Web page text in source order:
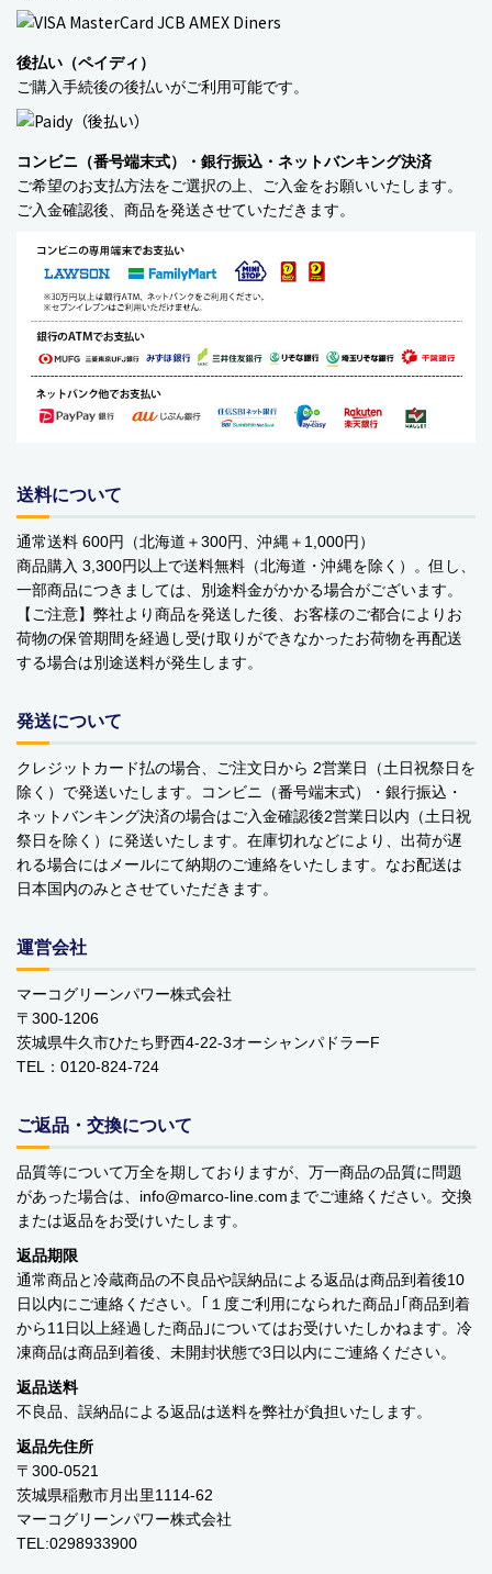
後払い（ペイディ）
ご購入手続後の後払いがご利用可能です。
コンビニ（番号端末式）・銀行振込・ネットバンキング決済
ご希望のお支払方法をご選択の上、ご入金をお願いいたします。
ご入金確認後、商品を発送させていただきます。
送料について
通常送料 600円（北海道＋300円、沖縄＋1,000円）
商品購入 3,300円以上で送料無料（北海道・沖縄を除く）。但し、
一部商品につきましては、別途料金がかかる場合がございます。
【ご注意】弊社より商品を発送した後、お客様のご都合によりお
荷物の保管期間を経過し受け取りができなかったお荷物を再配送
する場合は別途送料が発生します。
発送について
クレジットカード払の場合、ご注文日から 2営業日（土日祝祭日を
除く）で発送いたします。コンビニ（番号端末式）・銀行振込・
ネットバンキング決済の場合はご入金確認後2営業日以内（土日祝
祭日を除く）に発送いたします。在庫切れなどにより、出荷が遅
れる場合にはメールにて納期のご連絡をいたします。なお配送は
日本国内のみとさせていただきます。
運営会社
マーコグリーンパワー株式会社
〒300-1206
茨城県牛久市ひたち野西4-22-3オーシャンパドラーF
TEL：0120-824-724
ご返品・交換について
品質等について万全を期しておりますが、万一商品の品質に問題
があった場合は、info
marco-line.com までご連絡ください。交換
または返品をお受けいたします。
返品期限
通常商品と冷蔵商品の不良品や誤納品による返品は商品到着後10
日以内にご連絡ください。｢１度ご利用になられた商品｣｢商品到着
から11日以上経過した商品｣についてはお受けいたしかねます。冷
凍商品は商品到着後、未開封状態で3日以内にご連絡ください。
返品送料
不良品、誤納品による返品は送料を弊社が負担いたします。
返品先住所
〒300-0521
茨城県稲敷市月出里1114-62
マーコグリーンパワー株式会社
TEL:0298933900